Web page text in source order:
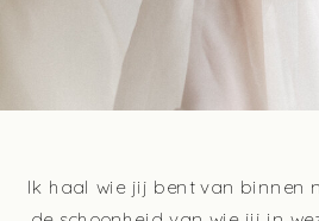
Ik haal wie jij bent van binnen